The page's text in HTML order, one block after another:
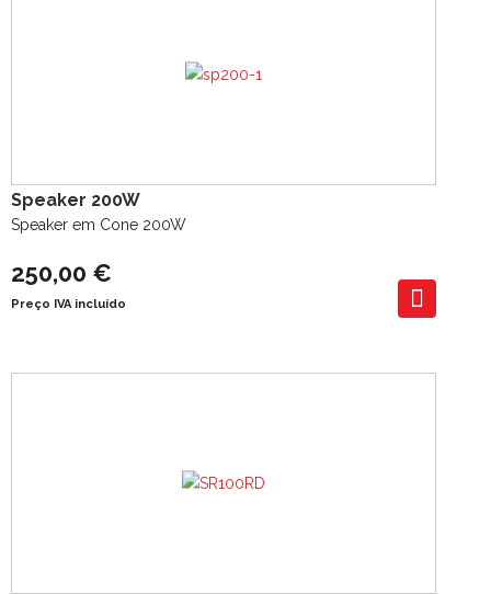
Speaker 200W
Speaker em Cone 200W
250,00 €
Preço IVA incluído